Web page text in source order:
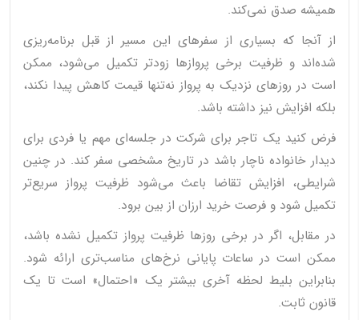
همیشه صدق نمی‌کند.
از آنجا که بسیاری از سفرهای این مسیر از قبل برنامه‌ریزی
شده‌اند و ظرفیت برخی پروازها زودتر تکمیل می‌شود، ممکن
است در روزهای نزدیک به پرواز نه‌تنها قیمت کاهش پیدا نکند،
بلکه افزایش نیز داشته باشد.
فرض کنید یک تاجر برای شرکت در جلسه‌ای مهم یا فردی برای
دیدار خانواده ناچار باشد در تاریخ مشخصی سفر کند. در چنین
شرایطی، افزایش تقاضا باعث می‌شود ظرفیت پرواز سریع‌تر
تکمیل شود و فرصت خرید ارزان از بین برود.
در مقابل، اگر در برخی روزها ظرفیت پرواز تکمیل نشده باشد،
ممکن است در ساعات پایانی نرخ‌های مناسب‌تری ارائه شود.
بنابراین بلیط لحظه آخری بیشتر یک «احتمال» است تا یک
قانون ثابت.